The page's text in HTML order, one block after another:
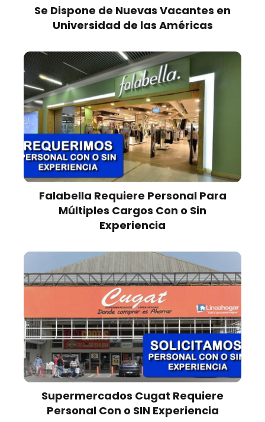
Se Dispone de Nuevas Vacantes en
Universidad de las Américas
Falabella Requiere Personal Para
Múltiples Cargos Con o Sin
Experiencia
Supermercados Cugat Requiere
Personal Con o SIN Experiencia